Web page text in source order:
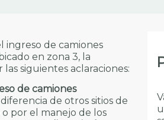
de camiones
en zona 3, la
siguientes aclaraciones:
de camiones
de otros sitios de
por el manejo de los